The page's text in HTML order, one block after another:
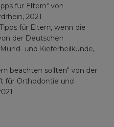
für Eltern" von
2021
für Eltern, wenn die
der Deutschen
und Kieferheilkunde,
beachten sollten" von der
für Orthodontie und